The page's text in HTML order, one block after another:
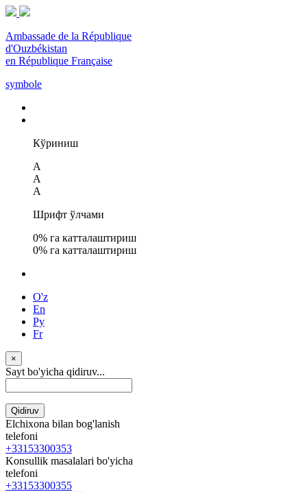
Ambassade de la République
d'Ouzbékistan
en République Française
symbole
Кўриниш
A
A
A
Шрифт ўлчами
0% га катталаштириш
0% га катталаштириш
O'z
En
Ру
Fr
×
Sayt bo'yicha qidiruv...
Qidiruv
Elchixona bilan bog'lanish
telefoni
+33153300353
Konsullik masalalari bo'yicha
telefoni
+33153300355